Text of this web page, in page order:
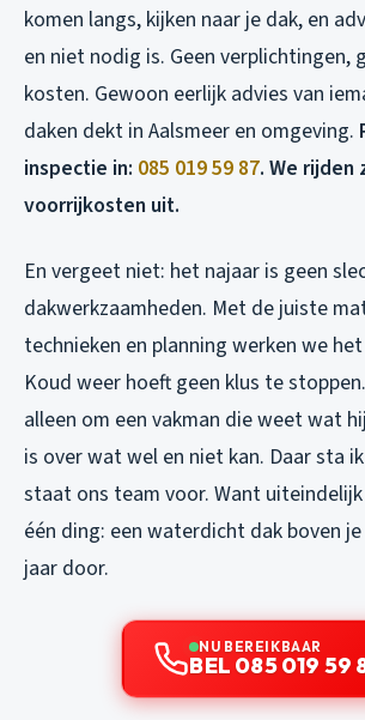
komen langs, kijken naar je dak, en
en niet nodig is. Geen verplichtingen,
kosten. Gewoon eerlijk advies van
daken dekt in Aalsmeer en omgeving.
inspectie in: 085 019 59 87. We rijden
voorrijkosten uit.
En vergeet niet: het najaar is geen
dakwerkzaamheden. Met de juiste
technieken en planning werken we
Koud weer hoeft geen klus te
alleen om een vakman die weet wat
is over wat wel en niet kan. Daar sta
staat ons team voor. Want
één ding: een waterdicht dak boven
jaar door.
NU BEREIKBAAR
BEL 085 019 59